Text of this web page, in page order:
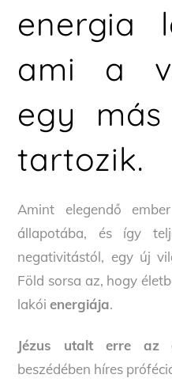
energia
ami a
egy más
tartozik.
Amint elegendő
állapotába, és így
negativitástól, egy új
Föld sorsa az, hogy
lakóienergiája.
Jézus utalt erre az
beszédében híres